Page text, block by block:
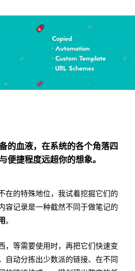
的血液，在系统的各个角落四
便捷程度远超你的想象。
在的特殊地位，我试着挖掘它们的
容记录是一种截然不同于做笔记的
。
，等需要使用时，再把它们快速变
自动分拣出少数派的链接、在不同